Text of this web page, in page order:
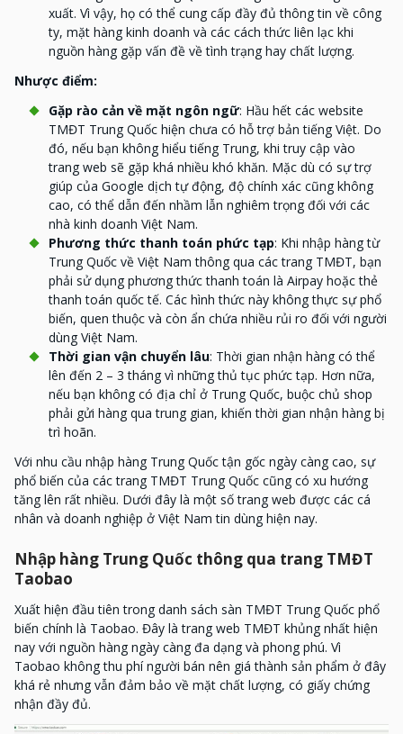
xuất. Vì vậy, họ có thể cung cấp đầy đủ thông tin về công
ty, mặt hàng kinh doanh và các cách thức liên lạc khi
nguồn hàng gặp vấn đề về tình trạng hay chất lượng.
Nhược điểm:
Gặp rào cản về mặt ngôn ngữ: Hầu hết các website
TMĐT Trung Quốc hiện chưa có hỗ trợ bản tiếng Việt. Do
đó, nếu bạn không hiểu tiếng Trung, khi truy cập vào
trang web sẽ gặp khá nhiều khó khăn. Mặc dù có sự trợ
giúp của Google dịch tự động, độ chính xác cũng không
cao, có thể dẫn đến nhầm lẫn nghiêm trọng đối với các
nhà kinh doanh Việt Nam.
Phương thức thanh toán phức tạp: Khi nhập hàng từ
Trung Quốc về Việt Nam thông qua các trang TMĐT, bạn
phải sử dụng phương thức thanh toán là Airpay hoặc thẻ
thanh toán quốc tế. Các hình thức này không thực sự phổ
biến, quen thuộc và còn ẩn chứa nhiều rủi ro đối với người
dùng Việt Nam.
Thời gian vận chuyển lâu: Thời gian nhận hàng có thể
lên đến 2 – 3 tháng vì những thủ tục phức tạp. Hơn nữa,
nếu bạn không có địa chỉ ở Trung Quốc, buộc chủ shop
phải gửi hàng qua trung gian, khiến thời gian nhận hàng bị
trì hoãn.
Với nhu cầu nhập hàng Trung Quốc tận gốc ngày càng cao, sự
phổ biến của các trang TMĐT Trung Quốc cũng có xu hướng
tăng lên rất nhiều. Dưới đây là một số trang web được các cá
nhân và doanh nghiệp ở Việt Nam tin dùng hiện nay.
Nhập hàng Trung Quốc thông qua trang TMĐT
Taobao
Xuất hiện đầu tiên trong danh sách sàn TMĐT Trung Quốc phổ
biến chính là Taobao. Đây là trang web TMĐT khủng nhất hiện
nay với nguồn hàng ngày càng đa dạng và phong phú. Vì
Taobao không thu phí người bán nên giá thành sản phẩm ở đây
khá rẻ nhưng vẫn đảm bảo về mặt chất lượng, có giấy chứng
nhận đầy đủ.